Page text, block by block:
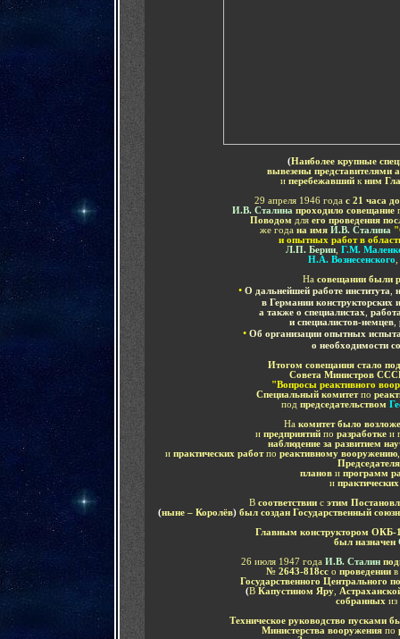
(Наиболее крупные
вывезены представителями
и перебежавший кним
29 апреля 1946 года с 21 часа
И.В. Сталина проходило совещание
Поводом для его проведения
же года на имя И.В. Сталина
и опытных работ в
Л.П. Берии, Г.М.
Н.А. Вознесенского,
На совещании были
• О дальнейшей работе института,
в Германии конструкторских
а также о специалистах,
и специалистов-немцев,
• Об организации опытных
о необходимости
Итогом совещания стало
Совета Министров
"Вопросы реактивного
Специальный комитетпо
под председательством
На комитет было
и предприятий по разработке и
наблюдение за развитием
ипрактических работпо реактивному вооружению
планов и программ
и
В соответствии с этим
(ныне – Королёв) был создан Государственный
Главным конструктором ОКБ-
был назначен
26 июля 1947 года И.В. Сталин
№ 2643-818сс о проведении в
Государственного Центрального
(В Капустином Яру,
собранных из
Техническое руководство пусками
Министерства вооруженияпо